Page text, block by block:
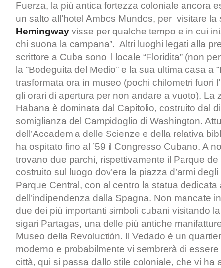
Fuerza, la più antica fortezza coloniale ancora
un salto all’hotel Ambos Mundos, per visitare la
Hemingway visse per qualche tempo e in cui
chi suona la campana”. Altri luoghi legati alla
scrittore a Cuba sono il locale “Floridita” (non
la “Bodeguita del Medio” e la sua ultima casa a
trasformata ora in museo (pochi chilometri fuori
gli orari di apertura per non andare a vuoto). La
Habana è dominata dal Capitolio, costruito dal
somiglianza del Campidoglio di Washington.
dell’Accademia delle Scienze e della relativa
ha ospitato fino al ’59 il Congresso Cubano. A
trovano due parchi, rispettivamente il Parque de
costruito sul luogo dov’era la piazza d’armi
Parque Central, con al centro la statua dedicata
dell’indipendenza dalla Spagna. Non mancate
due dei più importanti simboli cubani visitando
sigari Partagas, una delle più antiche
Museo della Revoluctión. Il Vedado è un
moderno e probabilmente vi sembrerà di essere
città, qui si passa dallo stile coloniale, che vi ha